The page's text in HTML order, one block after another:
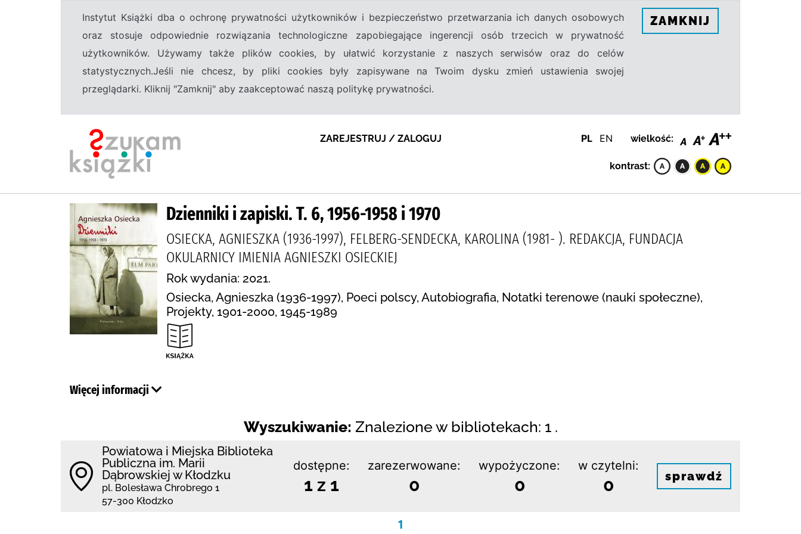
Instytut Książki dba o ochronę prywatności użytkowników i bezpieczeństwo przetwarzania ich danych osobowych
oraz stosuje odpowiednie rozwiązania technologiczne zapobiegające ingerencji osób trzecich w prywatność
użytkowników. Używamy także plików cookies, by ułatwić korzystanie z naszych serwisów oraz do celów
statystycznych.Jeśli nie chcesz, by pliki cookies były zapisywane na Twoim dysku zmień ustawienia swojej
przeglądarki. Kliknij "Zamknij" aby zaakceptować naszą politykę prywatności.
ZAMKNIJ
ZAREJESTRUJ / ZALOGUJ PL EN wielkość:
kontrast:
Dzienniki i zapiski. T. 6, 1956-1958 i 1970
OSIECKA, AGNIESZKA (1936-1997), FELBERG-SENDECKA, KAROLINA (1981- ). REDAKCJA, FUNDACJA
OKULARNICY IMIENIA AGNIESZKI OSIECKIEJ
Rok wydania: 2021.
Osiecka, Agnieszka (1936-1997), Poeci polscy, Autobiografia, Notatki terenowe (nauki społeczne),
Projekty, 1901-2000, 1945-1989
Więcej informacji
Wyszukiwanie: Znalezione w bibliotekach: 1 .
Powiatowa i Miejska Biblioteka
Publiczna im. Marii
Dąbrowskiej w Kłodzku
pl. Bolesława Chrobrego 1
57-300 Kłodzko
dostępne:
1 z 1
zarezerwowane:
0
wypożyczone:
0
w czytelni:
0 sprawdź
1